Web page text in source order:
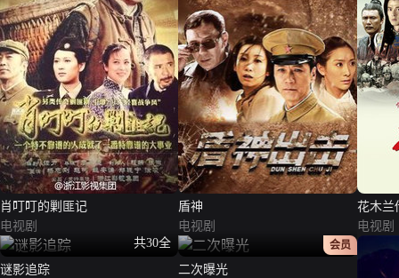
肖叮叮的剿匪记
电视剧
盾神
电视剧
花木兰
电视剧
共30全
谜影追踪
正片
会员
二次曝光